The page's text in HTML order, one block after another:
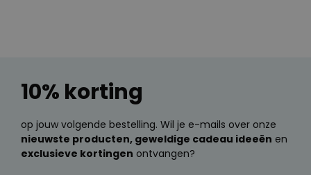
10% korting
op jouw volgende bestelling. Wil je e-mails over onze
nieuwste producten, geweldige cadeau ideeën en
exclusieve kortingen ontvangen?